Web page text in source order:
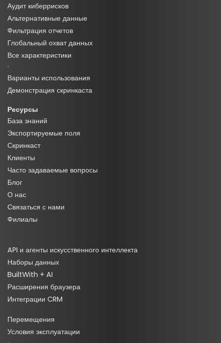
Аудит киберрисков
Альтернативные данные
Фильтрация отчетов
Глобальный охват данных
Все характеристики
·
Варианты использования
Демонстрация скринкаста
Ресурсы
База знаний
Экспортируемые поля
Скринкаст
Клиенты
Часто задаваемые вопросы
Блог
О нас
Связаться с нами
Филиалы
API и агенты искусственного интеллекта
Наборы данных
BuiltWith + AI
Расширения браузера
Интеграции CRM
Перемещения
Условия эксплуатации